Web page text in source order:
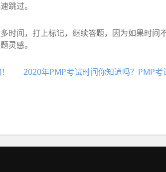
跳过。
间，打上标记，继续答题，因为如果时间
灵感。
2020年PMP考试时间你知道吗？PMP考